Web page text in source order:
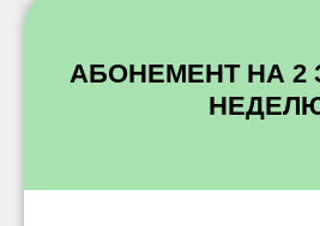
АБОНЕМЕНТ НА 2